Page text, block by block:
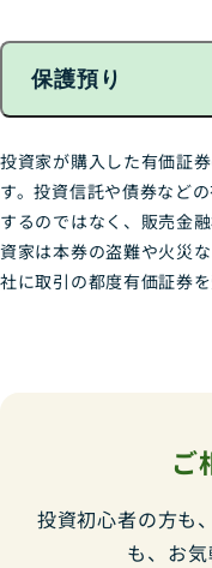
保護預り
投資家が購入した有価証
す。投資信託や債券など
するのではなく、販売金
資家は本券の盗難や火災
社に取引の都度有価証券
ご
投資初心者の方も
も、お気